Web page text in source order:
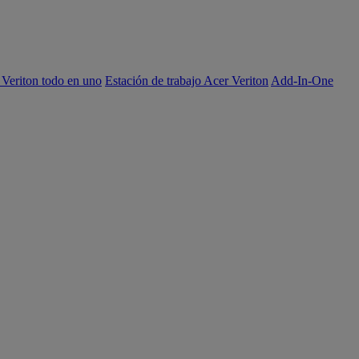
todo en uno Estación de trabajo Acer Veriton Add-In-One